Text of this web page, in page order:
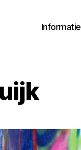
Informatie